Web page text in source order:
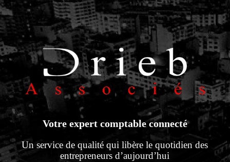
Votre expert comptable connecté
Un service de qualité qui libère le quotidien des
entrepreneurs d’aujourd’hui